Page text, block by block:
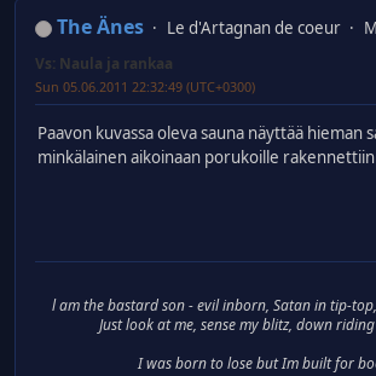
The Änes Le d'Artagnan de coeur
Vs: Naula ja rankaa
Sun 05.06.2011 22:32:49 (UTC+0300)
Paavon kuvassa oleva sauna näyttää hieman
minkälainen aikoinaan porukoille rakennettiin
l am the bastard son - evil inborn, Satan in tip-
Just look at me, sense my blitz, down
I was born to lose but Im built for